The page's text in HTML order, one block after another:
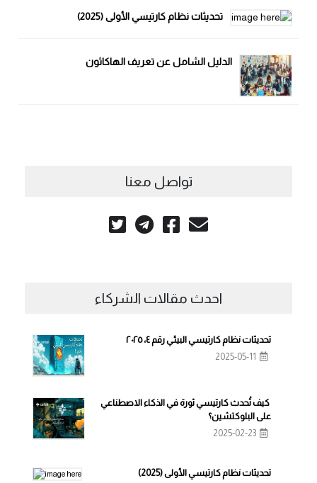
تحديثات نظام كارتيسي الأولى (2025)
الدليل الشامل عن تعريف الهاكاثون
تواصل معنا
احدث مقالات الشركاء
تحديثات نظام كارتيسي البيئي رقم ٤، ٢٠٢٥
2025-05-11
كيف تُحدث كارتيسي ثورة في الذكاء الاصطناعي
على البلوكتشين؟
2025-02-23
تحديثات نظام كارتيسي الأولى (2025)